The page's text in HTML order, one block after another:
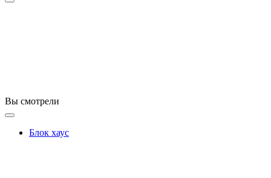
Вы смотрели
Блок хаус